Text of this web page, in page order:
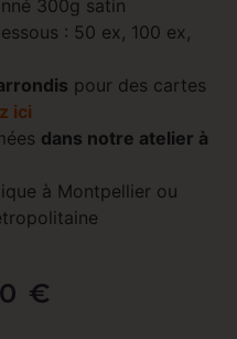
300g satin
: 50 ex, 100 ex,
pour des cartes
ici
dans notre atelier à
à Montpellier ou
€